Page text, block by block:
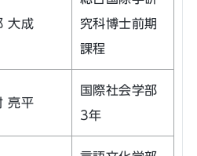
大成
究科博士前期
課程
亮平
国際社会学部
3年